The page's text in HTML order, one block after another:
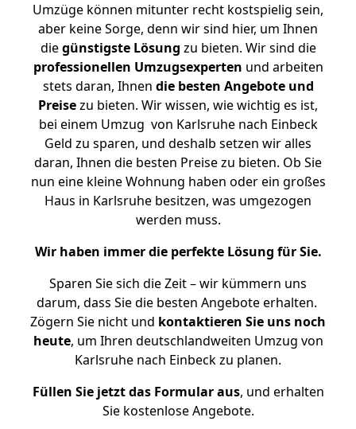
Umzüge können mitunter recht kostspielig sein,
aber keine Sorge, denn wir sind hier, um Ihnen
diegünstigste Lösung zu bieten. Wir sind die
professionellen Umzugsexperten und arbeiten
stets daran, Ihnen die besten Angebote und
Preisezu bieten. Wir wissen, wie wichtig es ist,
bei einem Umzug von Karlsruhe nach Einbeck
Geld zu sparen, und deshalb setzen wir alles
daran, Ihnen die besten Preise zu bieten. Ob Sie
nun eine kleine Wohnung haben oder ein großes
Haus in Karlsruhe besitzen, was umgezogen
werden muss.
Wir haben immer die perfekte Lösung für Sie.
Sparen Sie sich die Zeit – wir kümmern uns
darum, dass Sie die besten Angebote erhalten.
Zögern Sie nicht und kontaktieren Sie uns noch
heute, um Ihren deutschlandweiten Umzug von
Karlsruhe nach Einbeck zu planen.
Füllen Sie jetzt das Formular aus, und erhalten
Sie kostenlose Angebote.